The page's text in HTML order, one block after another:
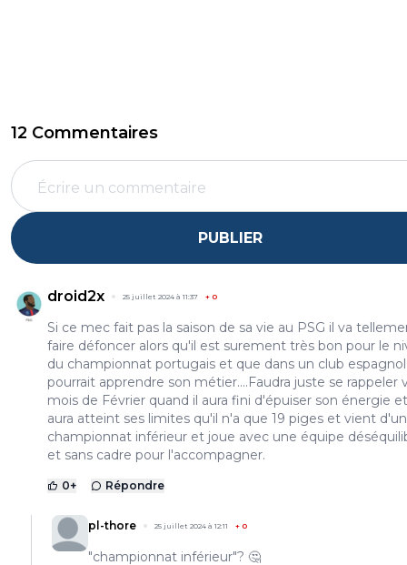
12 Commentaires
PUBLIER
droid2x 25 juillet 2024 à 11:37 + 0
Si ce mec fait pas la saison de sa vie au PSG il va
faire défoncer alors qu'il est surement très bon pour le
du championnat portugais et que dans un club
pourrait apprendre son métier....Faudra juste se rappeler
mois de Février quand il aura fini d'épuiser son énergie
aura atteint ses limites qu'il n'a que 19 piges et vient d'un
championnat inférieur et joue avec une équipe
et sans cadre pour l'accompagner.
0+ Répondre
pl-thore 25 juillet 2024 à 12:11 + 0
"championnat inférieur"? 🤔